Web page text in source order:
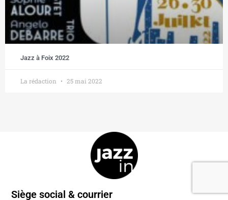
Jazz à Foix 2022
La rédaction 25 mai 2022
Siège social & courrier